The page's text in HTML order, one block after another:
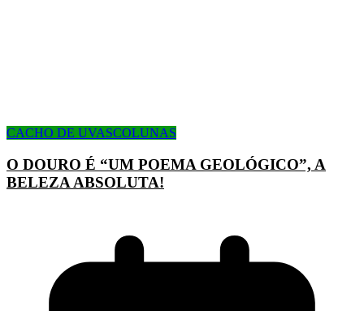
CACHO DE UVASCOLUNAS
O DOURO É “UM POEMA GEOLÓGICO”, A
BELEZA ABSOLUTA!